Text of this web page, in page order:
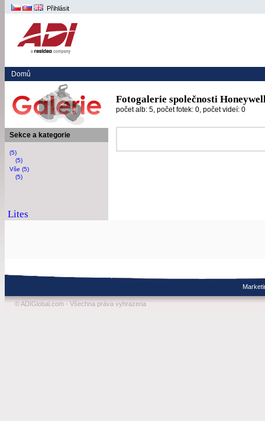
Přihlásit
Domů
Sekce a kategorie
(5)
(5)
Vše (5)
(5)
Lites
Fotogalerie společnosti
počet alb: 5, počet fotek: 0, počet videí: 0
© ADIGlobal.com - Všechna práva vyhrazena